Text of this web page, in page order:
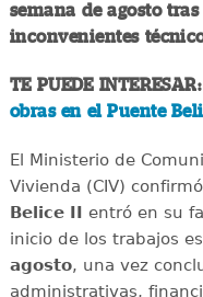
semana de agosto
inconvenientes
TE PUEDE
obras en el Puente
El Ministerio de
Vivienda (CIV)
Belice II entró en su
inicio de los trabajos
agosto, una vez
administrativas,